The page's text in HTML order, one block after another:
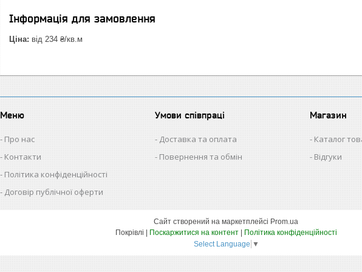
Інформація для замовлення
Ціна: від 234 ₴/кв.м
Меню
Про нас
Контакти
Політика конфіденційності
Договір публічної оферти
Умови співпраці
Доставка та оплата
Повернення та обмін
Магазин
Каталог
Відгуки
Сайт створений на маркетплейсі Prom.ua
Покрівлі | Поскаржитися на контент | Політика конфіденційності
Select Language ▼